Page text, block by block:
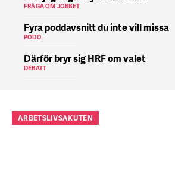
FRÅGA OM JOBBET
Fyra poddavsnitt du inte vill missa
PODD
Därför bryr sig HRF om valet
DEBATT
ARBETSLIVSAKUTEN